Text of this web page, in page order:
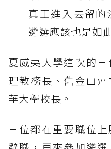
真正進入去留
遴選應該也是如
夏威夷大學這次的
理教務長、舊金山
華大學校長。
三位都在重要職位